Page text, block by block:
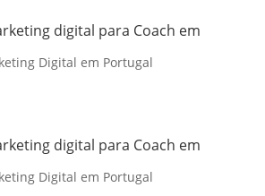
digital para Coach em
Digital em Portugal
digital para Coach em
Digital em Portugal